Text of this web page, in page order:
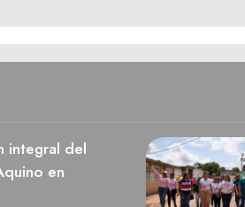
integral del
en